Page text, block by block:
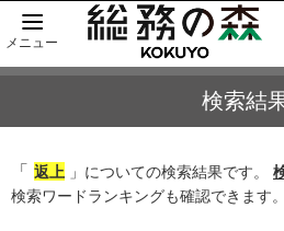
メニュー
検索結
「 返上 」についての検索結果です。
検索ワードランキングも確認できます。